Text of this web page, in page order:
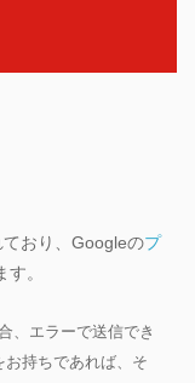
おり、Googleのプ
。
、エラーで送信でき
持ちであれば、そ